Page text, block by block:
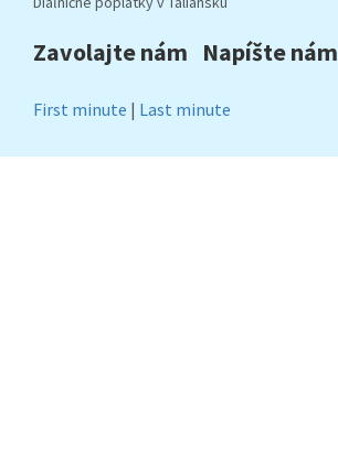
Zavolajte nám Napíšte nám
First minute | Last minute